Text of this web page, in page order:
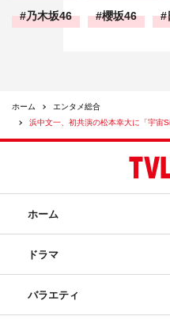
乃木坂46 櫻坂46
ホーム
エンタメ総合
浜中文一、初共演の松本幸大に「宇宙
ホーム
ドラマ
バラエティ